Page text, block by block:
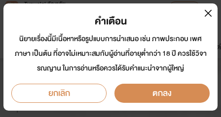
Tunwalai ธัญวลัย
หน้าแรก นิยาย อีบุ๊ก การ์ตูน
มาใหม่
ดรีมแชท ธัญลิสต์
เมื่อผมท้องกับ....."เพื่อนสนิท"
นักเขียน: kurobuu
Y
คำเตือน
นิยายเรื่องนี้มีเนื้อหาหรือรูปแบบการนำเสนอ เช่น ภาพประกอบ เพศ
ภาษา เป็นต้น ที่อาจไม่เหมาะสมกับผู้อ่านที่อายุต่ำกว่า 18 ปี ควรใช้วิจา
รณญาน ในการอ่านหรือควรได้รับคำแนะนำจากผู้ใหญ่
ยกเลิก ตกลง